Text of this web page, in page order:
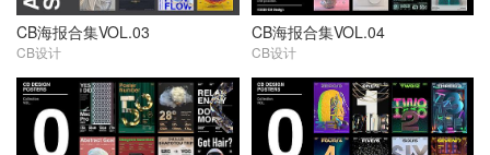
CB海报合集VOL.03
CB设计
CB海报合集VOL.04
CB设计